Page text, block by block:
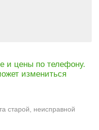
и цены по телефону.
измениться
старой, неисправной